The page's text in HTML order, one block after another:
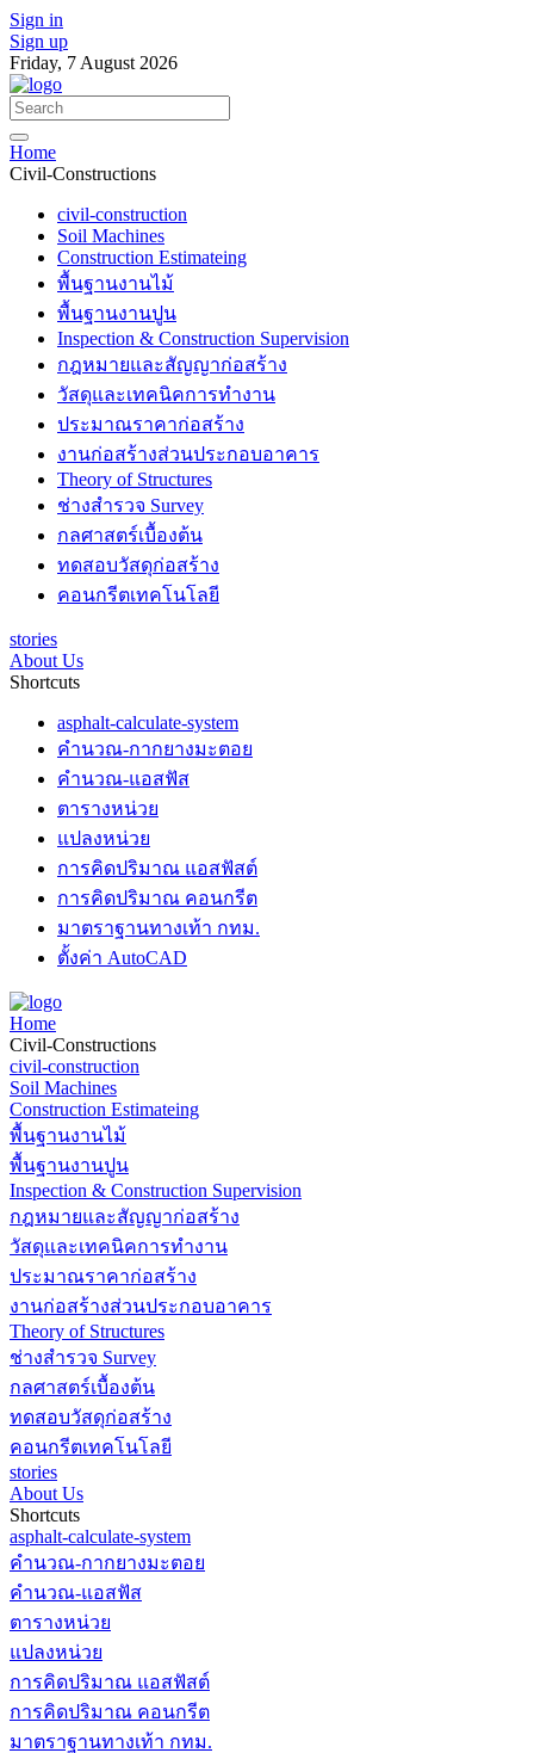
Sign in
Sign up
Friday, 7 August 2026
Home
Civil-Constructions
civil-construction
Soil Machines
Construction Estimateing
พื้นฐานงานไม้
พื้นฐานงานปูน
Inspection & Construction Supervision
กฎหมายและสัญญาก่อสร้าง
วัสดุและเทคนิคการทำงาน
ประมาณราคาก่อสร้าง
งานก่อสร้างส่วนประกอบอาคาร
Theory of Structures
ช่างสำรวจ Survey
กลศาสตร์เบื้องต้น
ทดสอบวัสดุก่อสร้าง
คอนกรีตเทคโนโลยี
stories
About Us
Shortcuts
asphalt-calculate-system
คำนวณ-กากยางมะตอย
คำนวณ-แอสฟัส
ตารางหน่วย
แปลงหน่วย
การคิดปริมาณ แอสฟัสต์
การคิดปริมาณ คอนกรีต
มาตราฐานทางเท้า กทม.
ตั้งค่า AutoCAD
Home
Civil-Constructions
civil-construction
Soil Machines
Construction Estimateing
พื้นฐานงานไม้
พื้นฐานงานปูน
Inspection & Construction Supervision
กฎหมายและสัญญาก่อสร้าง
วัสดุและเทคนิคการทำงาน
ประมาณราคาก่อสร้าง
งานก่อสร้างส่วนประกอบอาคาร
Theory of Structures
ช่างสำรวจ Survey
กลศาสตร์เบื้องต้น
ทดสอบวัสดุก่อสร้าง
คอนกรีตเทคโนโลยี
stories
About Us
Shortcuts
asphalt-calculate-system
คำนวณ-กากยางมะตอย
คำนวณ-แอสฟัส
ตารางหน่วย
แปลงหน่วย
การคิดปริมาณ แอสฟัสต์
การคิดปริมาณ คอนกรีต
มาตราฐานทางเท้า กทม.